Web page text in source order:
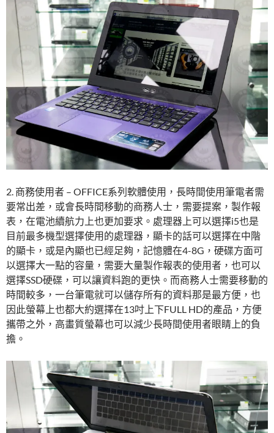
2. 商務使用者 – OFFICE系列軟體使用，長時間使用筆電者需
要常出差，或會長時間移動的商務人士，需要提案，製作報
表，在電池續航力上也更加要求。處理器上可以選擇i5也是
目前最多機型選擇使用的處理器，顯卡的話可以選擇在中階
的顯卡，或是內顯也已經足夠，記憶體在4-8G，硬碟方面可
以選擇大一點的容量，需要大量製作報表的使用者，也可以
選擇SSD硬碟，可以讓資料跑的更快。而商務人士需要移動的
時間較多，一台筆電就可以儲存所有的資料那是最方便，也
因此螢幕上也都大約選擇在13吋上下FULL HD的產品，方便
攜帶之外，高畫質螢幕也可以減少長時間使用者眼睛上的負
擔。